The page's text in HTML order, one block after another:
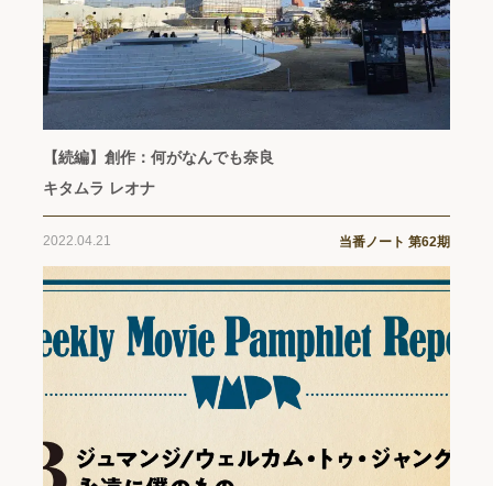
【続編】創作：何がなんでも奈良
キタムラ レオナ
2022.04.21 当番ノート 第62期